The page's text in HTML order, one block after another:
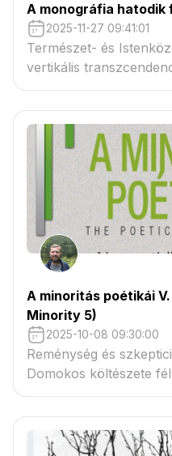
A monográfia hatodik
2025-11-27 09:41:01
Természet- és
vertikális
A minoritás poétikái
Minority 5)
2025-10-08 09:30:00
Reménység és
Domokos költészete